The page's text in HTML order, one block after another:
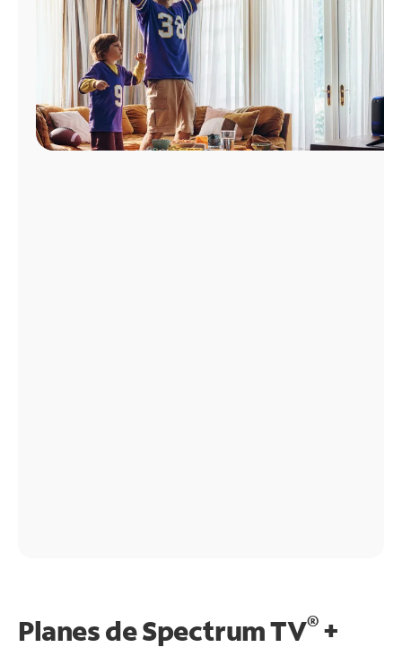
Planes de Spectrum TV®+